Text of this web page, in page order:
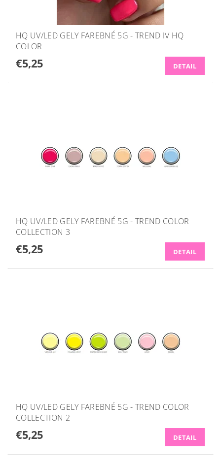
HQ UV/LED GELY FAREBNÉ 5G - TREND IV HQ
COLOR
€5,25 DETAIL
HQ UV/LED GELY FAREBNÉ 5G - TREND COLOR
COLLECTION 3
€5,25 DETAIL
HQ UV/LED GELY FAREBNÉ 5G - TREND COLOR
COLLECTION 2
€5,25 DETAIL